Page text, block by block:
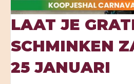
LAAT JE
SCHMINKEN
25 JANUARI